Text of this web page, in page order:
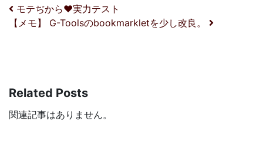
投稿ナビゲーション
モテぢから♥実力テスト
【メモ】 G-Toolsのbookmarkletを少し改良。
Related Posts
関連記事はありません。